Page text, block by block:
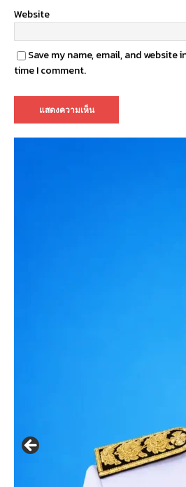
Website
Save my name, email, and
time I comment.